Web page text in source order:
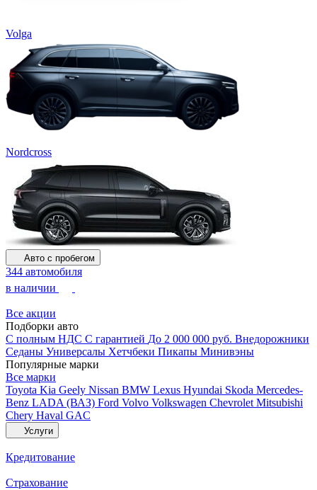
Volga
Nordcross
Авто с пробегом
344 автомобиля
в наличии
Все акции
Подборки авто
С полным НДС С гарантией До 2 000 000 руб. Внедорожники
Седаны Универсалы Хетчбеки Пикапы Минивэны
Популярные марки
Все марки
Toyota Kia Geely Nissan BMW Lexus Hyundai Skoda Mercedes-
Benz LADA (ВАЗ) Ford Volvo Volkswagen Chevrolet Mitsubishi
Chery Haval GAC
Услуги
Кредитование
Страхование